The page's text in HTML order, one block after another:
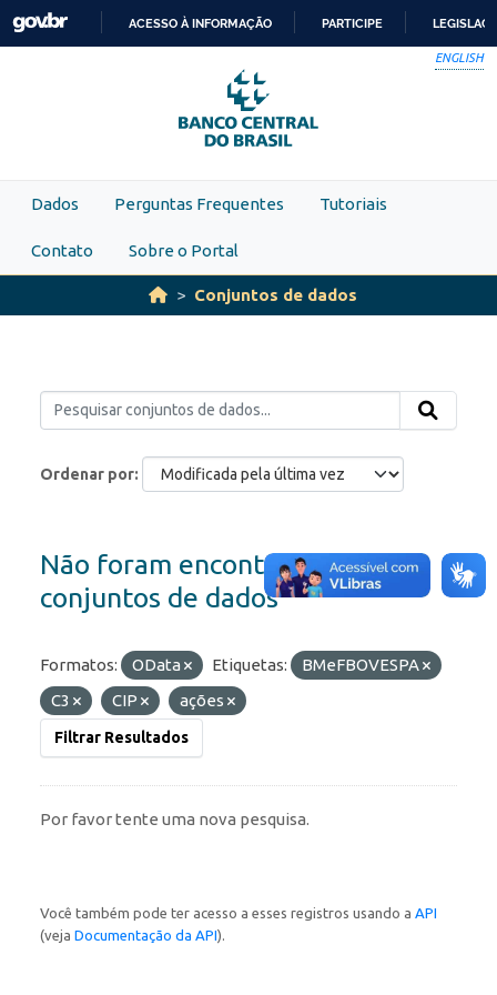
Skip to main content
PARA
O
CONTEÚDO
ACESSO À INFORMAÇÃO PARTICIPE
ENGLISH
Dados Perguntas Frequentes Tutoriais
Contato Sobre o Portal
Conjuntos de dados
Ordenar por
Não foram encontrados
conjuntos de dados
Formatos: OData Etiquetas:
BMeFBOVESPA
C3
CIP ações
Filtrar Resultados
Por favor tente uma nova pesquisa.
Você também pode ter acesso a esses registros usando a API
(veja Documentação da API).